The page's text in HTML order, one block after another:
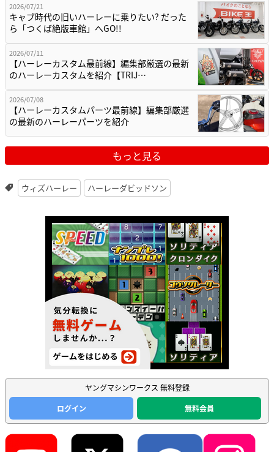
2026/07/21
キャブ時代の旧いハーレーに乗りたい? だった
ら「つくば絶版車館」へGO!!
2026/07/11
【ハーレーカスタム最前線】編集部厳選の最新
のハーレーカスタムを紹介【TRIJ…
2026/07/08
【ハーレーカスタムパーツ最前線】編集部厳選
の最新のハーレーパーツを紹介
もっと見る
ウィズハーレー ハーレーダビッドソン
ヤングマシンワークス 無料登録
ログイン
無料会員